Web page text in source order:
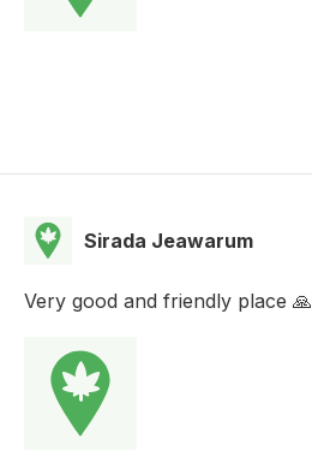
Sirada Jeawarum
Very good and friendly place 🙏